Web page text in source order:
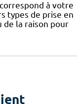
à votre
types de prise en
de la raison pour